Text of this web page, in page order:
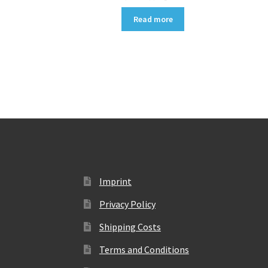
Read more
Imprint
Privacy Policy
Shipping Costs
Terms and Conditions